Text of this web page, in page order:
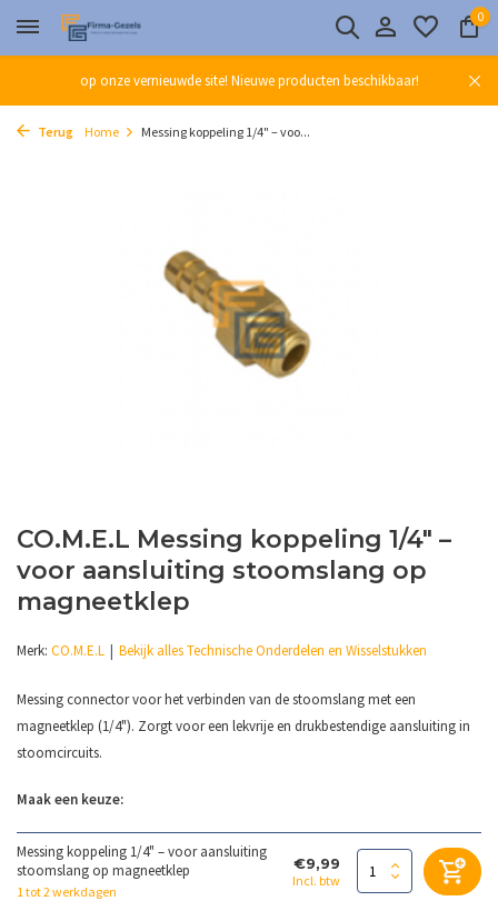
0
op onze vernieuwde site! Nieuwe producten beschikbaar!
Terug Home Messing koppeling 1/4" – voo...
CO.M.E.L Messing koppeling 1/4" –
voor aansluiting stoomslang op
magneetklep
Merk: CO.M.E.L Bekijk alles Technische Onderdelen en Wisselstukken
Messing connector voor het verbinden van de stoomslang met een
magneetklep (1/4"). Zorgt voor een lekvrije en drukbestendige aansluiting in
stoomcircuits.
Maak een keuze:
Messing koppeling 1/4" – voor aansluiting
stoomslang op magneetklep
1 tot 2 werkdagen
€9,99
Incl. btw